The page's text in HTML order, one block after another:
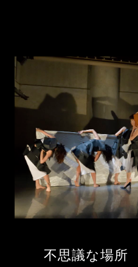
不思議な場所